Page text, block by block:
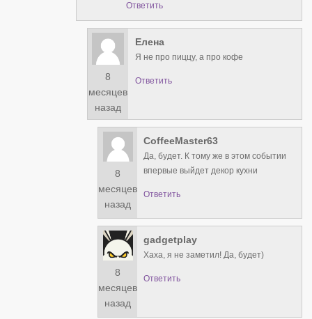
Ответить
8
месяцев
назад
Елена
Я не про пиццу, а про кофе
Ответить
8
месяцев
назад
CoffeeMaster63
Да, будет. К тому же в этом событии
впервые выйдет декор кухни
Ответить
8
месяцев
назад
gadgetplay
Хаха, я не заметил! Да, будет)
Ответить